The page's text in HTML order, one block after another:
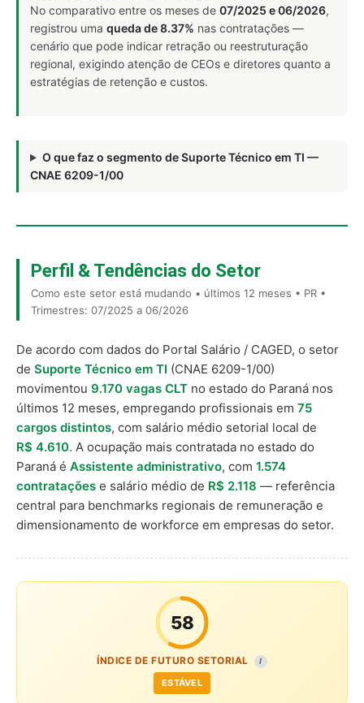
No comparativo entre os meses de 07/2025 e 06/2026,
registrou uma queda de 8.37% nas contratações —
cenário que pode indicar retração ou reestruturação
regional, exigindo atenção de CEOs e diretores quanto a
estratégias de retenção e custos.
O que faz o segmento de Suporte Técnico em TI —
CNAE 6209-1/00
Perfil & Tendências do Setor
Como este setor está mudando • últimos 12 meses • PR •
Trimestres: 07/2025 a 06/2026
De acordo com dados do Portal Salário / CAGED, o setor
de Suporte Técnico em TI (CNAE 6209-1/00)
movimentou 9.170 vagas CLT no estado do Paraná nos
últimos 12 meses, empregando profissionais em 75
cargos distintos, com salário médio setorial local de
R$ 4.610. A ocupação mais contratada no estado do
Paraná é Assistente administrativo, com 1.574
contratações e salário médio de R$ 2.118 — referência
central para benchmarks regionais de remuneração e
dimensionamento de workforce em empresas do setor.
58
ÍNDICE DE FUTURO SETORIAL I
ESTÁVEL